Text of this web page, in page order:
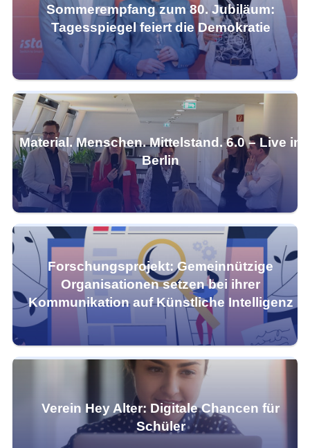
Sommerempfang zum 80. Jubiläum:
Tagesspiegel feiert die Demokratie
Material. Menschen. Mittelstand. 6.0 – Live in
Berlin
Forschungsprojekt: Gemeinnützige
Organisationen setzen bei ihrer
Kommunikation auf Künstliche Intelligenz
Verein Hey Alter: Digitale Chancen für
Schüler